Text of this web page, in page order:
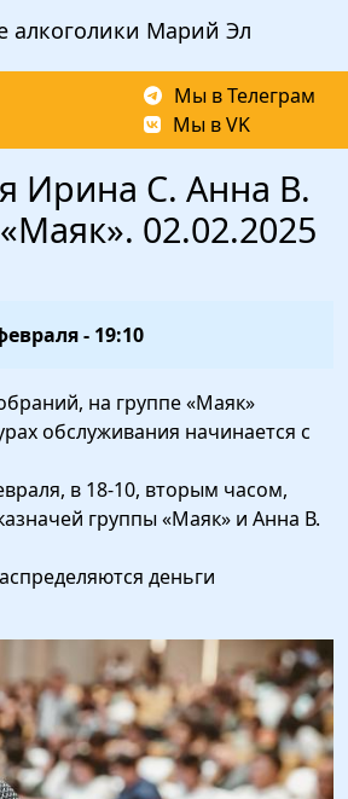
содержанию
алкоголики Марий Эл
Мы в Телеграм
Мы в VK
Ирина С. Анна В.
02.02.2025
- 19:10
на группе «Маяк»
обслуживания начинается с
в 18-10, вторым часом,
группы «Маяк» и Анна В.
деньги